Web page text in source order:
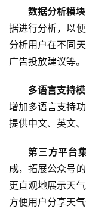
蓝
页
H
数据分析模块
据进行分析，以
分析用户在不同
广告投放建议等。
多语言支持
增加多语言支持
提供中文、英文
第三方平台
成，拓展公众号
更直观地展示天
方便用户分享天